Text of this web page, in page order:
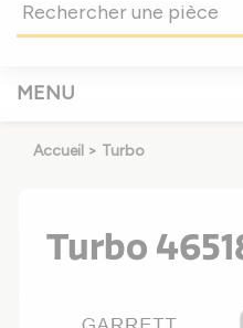
MENU
Accueil > Turbo
Turbo